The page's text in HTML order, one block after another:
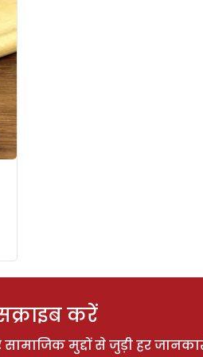
करें
मुद्दों से जुड़ी हर